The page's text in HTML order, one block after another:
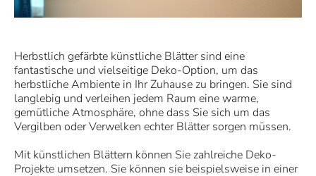
Herbstlich gefärbte künstliche Blätter sind eine
fantastische und vielseitige Deko-Option, um das
herbstliche Ambiente in Ihr Zuhause zu bringen. Sie sind
langlebig und verleihen jedem Raum eine warme,
gemütliche Atmosphäre, ohne dass Sie sich um das
Vergilben oder Verwelken echter Blätter sorgen müssen.
Mit künstlichen Blättern können Sie zahlreiche Deko-
Projekte umsetzen. Sie können sie beispielsweise in einer